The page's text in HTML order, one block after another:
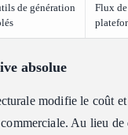
de génération
Flux
absolue
modifie le coût
Au lieu de